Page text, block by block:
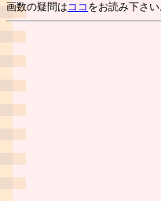
画数の疑問は ココ をお読み下さい